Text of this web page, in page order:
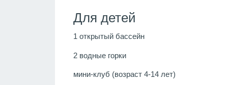
Для детей
1 открытый бассейн
2 водные горки
мини-клуб (возраст 4-14 лет)